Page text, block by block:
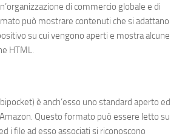
di commercio globale e di
può mostrare contenuti che si adattano
su cui vengono aperti e mostra alcune
HTML.
è anch’esso uno standard aperto ed
Questo formato può essere letto su
i file ad esso associati si riconoscono